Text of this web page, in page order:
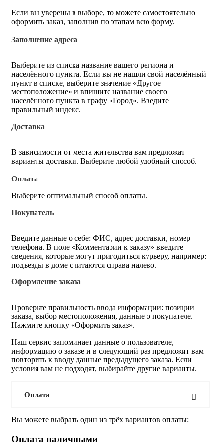
Если вы уверены в выборе, то можете самостоятельно
оформить заказ, заполнив по этапам всю форму.
Заполнение адреса
Выберите из списка название вашего региона и
населённого пункта. Если вы не нашли свой населённый
пункт в списке, выберите значение «Другое
местоположение» и впишите название своего
населённого пункта в графу «Город». Введите
правильный индекс.
Доставка
В зависимости от места жительства вам предложат
варианты доставки. Выберите любой удобный способ.
Оплата
Выберите оптимальный способ оплаты.
Покупатель
Введите данные о себе: ФИО, адрес доставки, номер
телефона. В поле «Комментарии к заказу» введите
сведения, которые могут пригодиться курьеру, например:
подъезды в доме считаются справа налево.
Оформление заказа
Проверьте правильность ввода информации: позиции
заказа, выбор местоположения, данные о покупателе.
Нажмите кнопку «Оформить заказ».
Наш сервис запоминает данные о пользователе,
информацию о заказе и в следующий раз предложит вам
повторить к вводу данные предыдущего заказа. Если
условия вам не подходят, выбирайте другие варианты.
Оплата
Вы можете выбрать один из трёх вариантов оплаты:
Оплата наличными